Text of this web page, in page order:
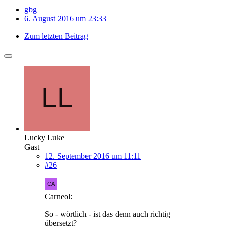
gbg
6. August 2016 um 23:33
Zum letzten Beitrag
Lucky Luke
Gast
12. September 2016 um 11:11
#26
Carneol:
So - wörtlich - ist das denn auch richtig
übersetzt?